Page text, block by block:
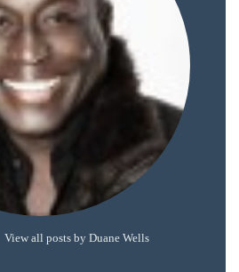
View all posts by Duane Wells